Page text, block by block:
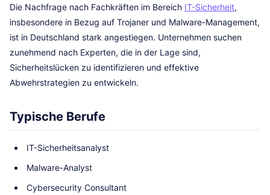
Die Nachfrage nach Fachkräften im Bereich IT-Sicherheit,
insbesondere in Bezug auf Trojaner und Malware-Management,
ist in Deutschland stark angestiegen. Unternehmen suchen
zunehmend nach Experten, die in der Lage sind,
Sicherheitslücken zu identifizieren und effektive
Abwehrstrategien zu entwickeln.
Typische Berufe
IT-Sicherheitsanalyst
Malware-Analyst
Cybersecurity Consultant